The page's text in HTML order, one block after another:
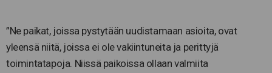
”Ne paikat, joissa pystytään uudistamaan asioita, ovat
yleensä niitä, joissa ei ole vakiintuneita ja perittyjä
toimintatapoja. Niissä paikoissa ollaan valmiita